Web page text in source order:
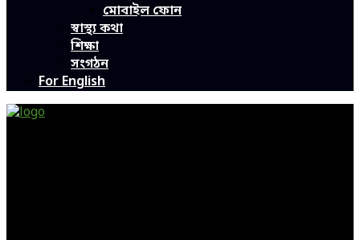
মোবাইল ফোন
স্বাস্থ্য কথা
শিক্ষা
সংগঠন
For English